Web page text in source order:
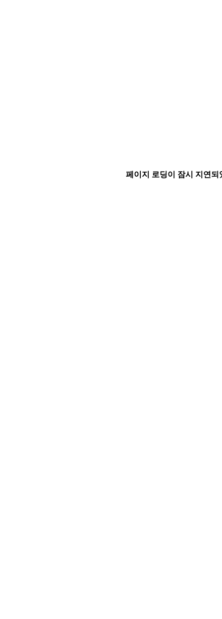
페이지 로딩이 잠시 지연